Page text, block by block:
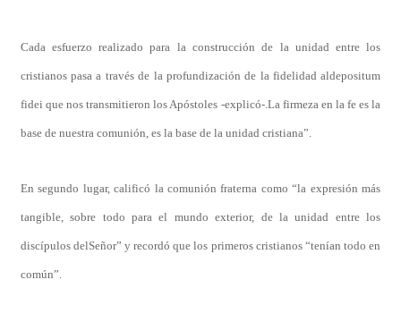
Cada esfuerzo realizado para la construcción de la unidad entre los
cristianos pasa a través de la profundización de la fidelidad aldepositum
fidei que nos transmitieron los Apóstoles -explicó-.La firmeza en la fe es la
base de nuestra comunión, es la base de la unidad cristiana”.
En segundo lugar, calificó la comunión fraterna como “la expresión más
tangible, sobre todo para el mundo exterior, de la unidad entre los
discípulos delSeñor” y recordó que los primeros cristianos “tenían todo en
común”.